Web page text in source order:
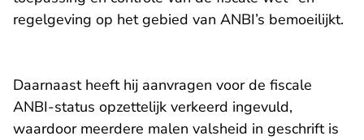
regelgeving op het gebied van ANBI’s bemoeilijkt.
Daarnaast heeft hij aanvragen voor de fiscale
ANBI-status opzettelijk verkeerd ingevuld,
waardoor meerdere malen valsheid in geschrift is